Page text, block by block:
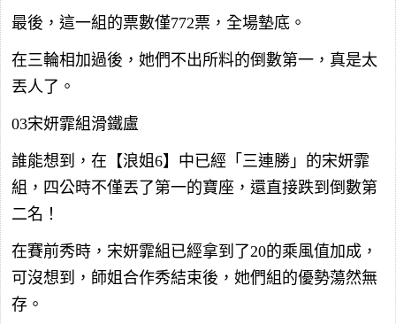
最後，這一組的票數僅772票，全場墊底。
在三輪相加過後，她們不出所料的倒數第一，真是太
丟人了。
03宋妍霏組滑鐵盧
誰能想到，在【浪姐6】中已經「三連勝」的宋妍霏
組，四公時不僅丟了第一的寶座，還直接跌到倒數第
二名！
在賽前秀時，宋妍霏組已經拿到了20的乘風值加成，
可沒想到，師姐合作秀結束後，她們組的優勢蕩然無
存。